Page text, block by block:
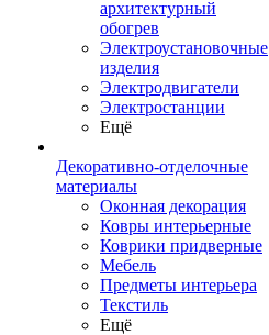
архитектурный
обогрев
Электроустановочные
изделия
Электродвигатели
Электростанции
Ещё
Декоративно-отделочные
материалы
Оконная декорация
Ковры интерьерные
Коврики придверные
Мебель
Предметы интерьера
Текстиль
Ещё